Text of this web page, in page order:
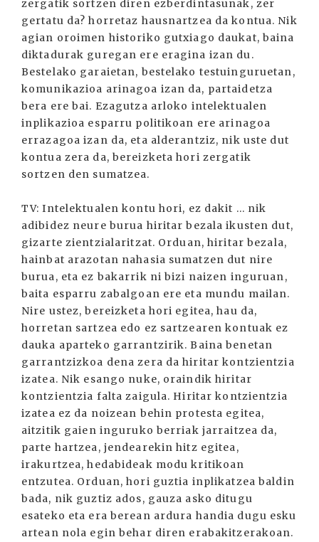
zergatik sortzen diren ezberdintasunak, zer
gertatu da? horretaz hausnartzea da kontua. Nik
agian oroimen historiko gutxiago daukat, baina
diktadurak guregan ere eragina izan du.
Bestelako garaietan, bestelako testuinguruetan,
komunikazioa arinagoa izan da, partaidetza
bera ere bai. Ezagutza arloko intelektualen
inplikazioa esparru politikoan ere arinagoa
errazagoa izan da, eta alderantziz, nik uste dut
kontua zera da, bereizketa hori zergatik
sortzen den sumatzea.
TV: Intelektualen kontu hori, ez dakit ... nik
adibidez neure burua hiritar bezala ikusten dut,
gizarte zientzialaritzat. Orduan, hiritar bezala,
hainbat arazotan nahasia sumatzen dut nire
burua, eta ez bakarrik ni bizi naizen inguruan,
baita esparru zabalgoan ere eta mundu mailan.
Nire ustez, bereizketa hori egitea, hau da,
horretan sartzea edo ez sartzearen kontuak ez
dauka aparteko garrantzirik. Baina benetan
garrantzizkoa dena zera da hiritar kontzientzia
izatea. Nik esango nuke, oraindik hiritar
kontzientzia falta zaigula. Hiritar kontzientzia
izatea ez da noizean behin protesta egitea,
aitzitik gaien inguruko berriak jarraitzea da,
parte hartzea, jendearekin hitz egitea,
irakurtzea, hedabideak modu kritikoan
entzutea. Orduan, hori guztia inplikatzea baldin
bada, nik guztiz ados, gauza asko ditugu
esateko eta era berean ardura handia dugu esku
artean nola egin behar diren erabakitzerakoan.